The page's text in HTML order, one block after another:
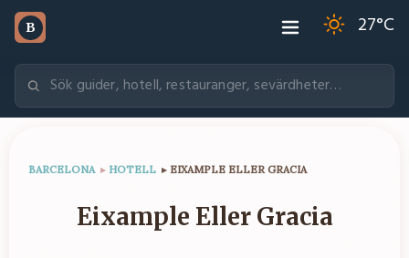
B 27°C
BARCELONA ▸ HOTELL ▸ EIXAMPLE ELLER GRACIA
Eixample Eller Gracia